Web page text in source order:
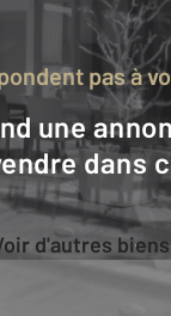
pas à
dans
Voir d'autres